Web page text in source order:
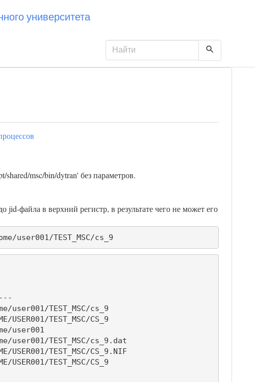
университета
msc/bin/dytran' без параметров.
файла в верхний регистр, в результате чего не может его
TEST_MSC/cs_9